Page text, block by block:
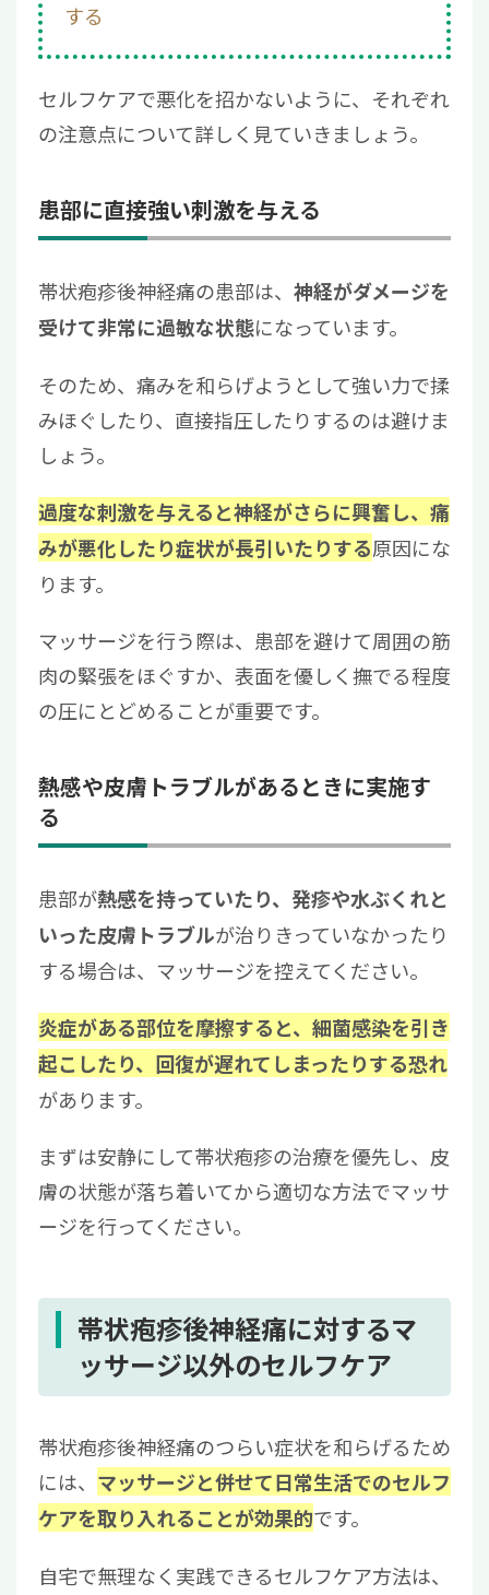
する
セルフケアで悪化を招かないように、それぞれ
の注意点について詳しく見ていきましょう。
患部に直接強い刺激を与える
帯状疱疹後神経痛の患部は、 神経がダメージを
受けて非常に過敏な状態になっています。
そのため、痛みを和らげようとして強い力で揉
みほぐしたり、直接指圧したりするのは避けま
しょう。
過度な刺激を与えると神経がさらに興奮し、痛
みが悪化したり症状が長引いたりする原因にな
ります。
マッサージを行う際は、患部を避けて周囲の筋
肉の緊張をほぐすか、表面を優しく撫でる程度
の圧にとどめることが重要です。
熱感や皮膚トラブルがあるときに実施す
る
患部が熱感を持っていたり、発疹や水ぶくれと
いった皮膚トラブルが治りきっていなかったり
する場合は、マッサージを控えてください。
炎症がある部位を摩擦すると、細菌感染を引き
起こしたり、回復が遅れてしまったりする恐れ
があります。
まずは安静にして帯状疱疹の治療を優先し、皮
膚の状態が落ち着いてから適切な方法でマッサ
ージを行ってください。
帯状疱疹後神経痛に対するマ
ッサージ以外のセルフケア
帯状疱疹後神経痛のつらい症状を和らげるため
には、 マッサージと併せて日常生活でのセルフ
ケアを取り入れることが効果的です。
自宅で無理なく実践できるセルフケア方法は、